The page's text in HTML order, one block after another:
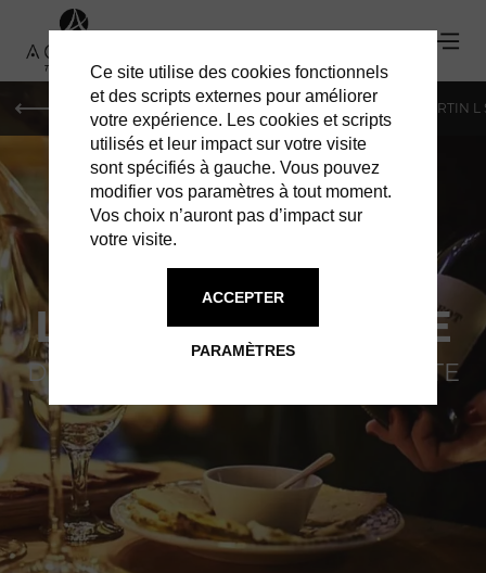
MONACO GENÈVE ST-MARTIN
LE PAPILLON IVRE
DÉCOUVREZ LA NOUVELLE CARTE
Ce site utilise des cookies fonctionnels
et des scripts externes pour améliorer
votre expérience. Les cookies et scripts
utilisés et leur impact sur votre visite
sont spécifiés à gauche. Vous pouvez
modifier vos paramètres à tout moment.
Vos choix n’auront pas d’impact sur
votre visite.
PARAMÈTRES
ACCEPTER